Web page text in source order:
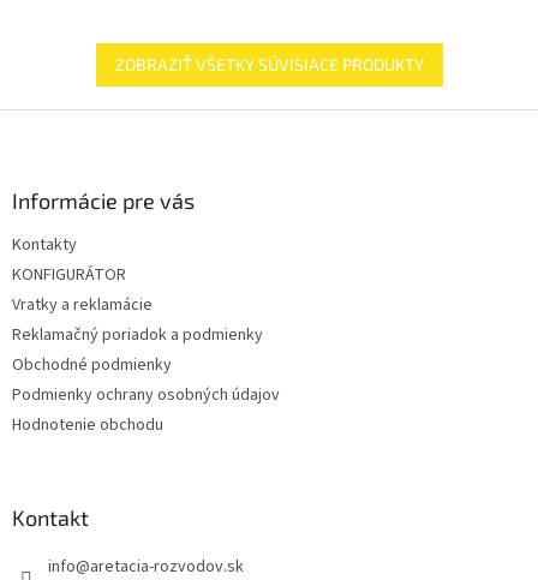
ZOBRAZIŤ VŠETKY SÚVISIACE PRODUKTY
Informácie pre vás
Kontakty
KONFIGURÁTOR
Vratky a reklamácie
Reklamačný poriadok a podmienky
Obchodné podmienky
Podmienky ochrany osobných údajov
Hodnotenie obchodu
Kontakt
info@aretacia-rozvodov.sk